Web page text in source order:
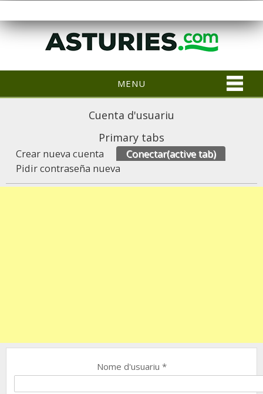
MENU
Cuenta d'usuariu
Primary tabs
Crear nueva cuenta Conectar(active tab)
Pidir contraseña nueva
Nome d'usuariu *